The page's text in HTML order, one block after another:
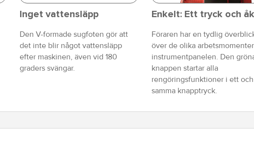
Inget vattensläpp
Den V-formade sugfoten gör att
det inte blir något vattensläpp
efter maskinen, även vid 180
graders svängar.
Enkelt: Ett tryck och åk
Föraren har en tydlig
över de olika
instrumentpanelen. Den
knappen startar alla
rengöringsfunktioner i ett och
samma knapptryck.